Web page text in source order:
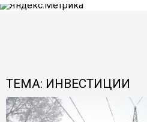
ТЕМА: ИНВЕСТИЦИИ